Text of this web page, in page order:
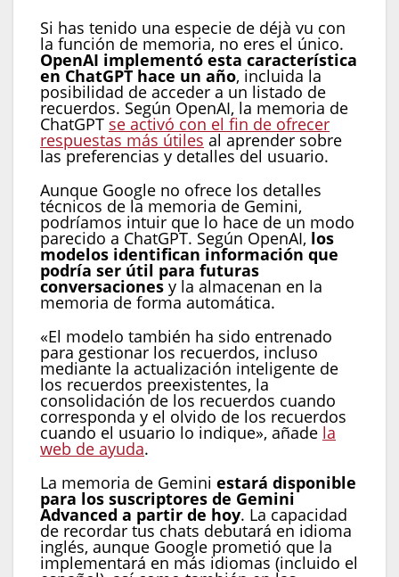
Si has tenido una especie de déjà vu con
la función de memoria, no eres el único.
OpenAI implementó esta característica
en ChatGPT hace un año, incluida la
posibilidad de acceder a un listado de
recuerdos. Según OpenAI, la memoria de
ChatGPT se activó con el fin de ofrecer
respuestas más útiles al aprender sobre
las preferencias y detalles del usuario.
Aunque Google no ofrece los detalles
técnicos de la memoria de Gemini,
podríamos intuir que lo hace de un modo
parecido a ChatGPT. Según OpenAI, los
modelos identifican información que
podría ser útil para futuras
conversaciones y la almacenan en la
memoria de forma automática.
«El modelo también ha sido entrenado
para gestionar los recuerdos, incluso
mediante la actualización inteligente de
los recuerdos preexistentes, la
consolidación de los recuerdos cuando
corresponda y el olvido de los recuerdos
cuando el usuario lo indique», añade la
web de ayuda.
La memoria de Gemini estará disponible
para los suscriptores de Gemini
Advanced a partir de hoy. La capacidad
de recordar tus chats debutará en idioma
inglés, aunque Google prometió que la
implementará en más idiomas (incluido el